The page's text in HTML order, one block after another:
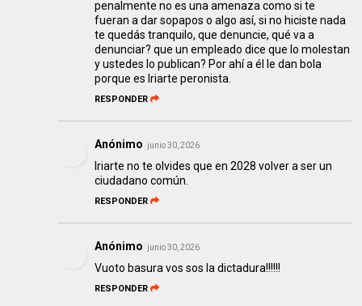
penalmente no es una amenaza como si te
fueran a dar sopapos o algo así, si no hiciste nada
te quedás tranquilo, que denuncie, qué va a
denunciar? que un empleado dice que lo molestan
y ustedes lo publican? Por ahí a él le dan bola
porque es Iriarte peronista.
RESPONDER
Anónimo junio 30, 2026
Iriarte no te olvides que en 2028 volver a ser un
ciudadano común.
RESPONDER
Anónimo junio 30, 2026
Vuoto basura vos sos la dictadura!!!!!!
RESPONDER